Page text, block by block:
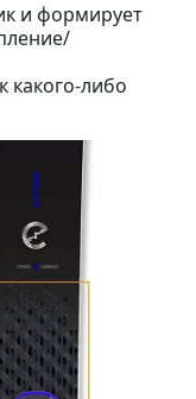
и формирует
какого-либо